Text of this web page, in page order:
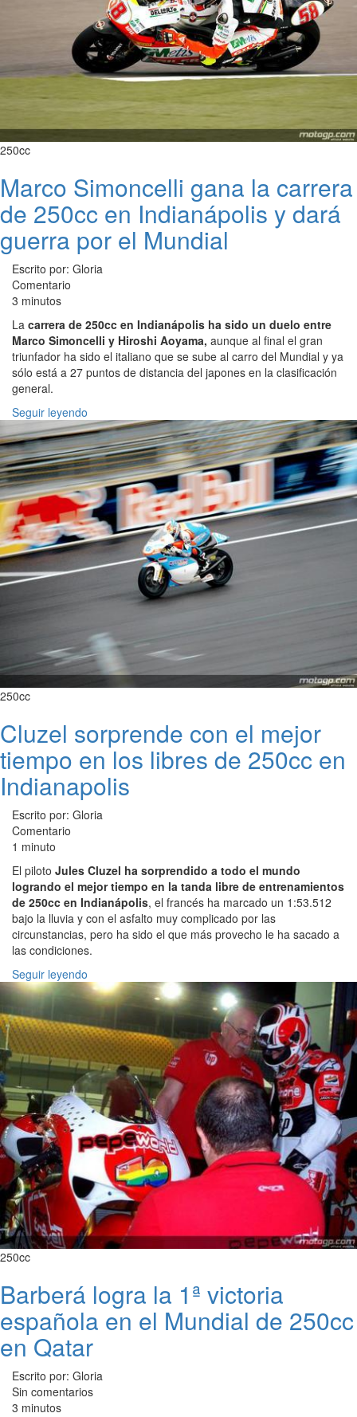
250cc
Marco Simoncelli gana la carrera
de 250cc en Indianápolis y dará
guerra por el Mundial
Escrito por: Gloria
Comentario
3 minutos
La carrera de 250cc en Indianápolis ha sido un duelo entre
Marco Simoncelli y Hiroshi Aoyama, aunque al final el gran
triunfador ha sido el italiano que se sube al carro del Mundial y ya
sólo está a 27 puntos de distancia del japones en la clasificación
general.
Seguir leyendo
250cc
Cluzel sorprende con el mejor
tiempo en los libres de 250cc en
Indianapolis
Escrito por: Gloria
Comentario
1 minuto
El piloto Jules Cluzel ha sorprendido a todo el mundo
logrando el mejor tiempo en la tanda libre de entrenamientos
de 250cc en Indianápolis, el francés ha marcado un 1:53.512
bajo la lluvia y con el asfalto muy complicado por las
circunstancias, pero ha sido el que más provecho le ha sacado a
las condiciones.
Seguir leyendo
250cc
Barberá logra la 1ª victoria
española en el Mundial de 250cc
en Qatar
Escrito por: Gloria
Sin comentarios
3 minutos